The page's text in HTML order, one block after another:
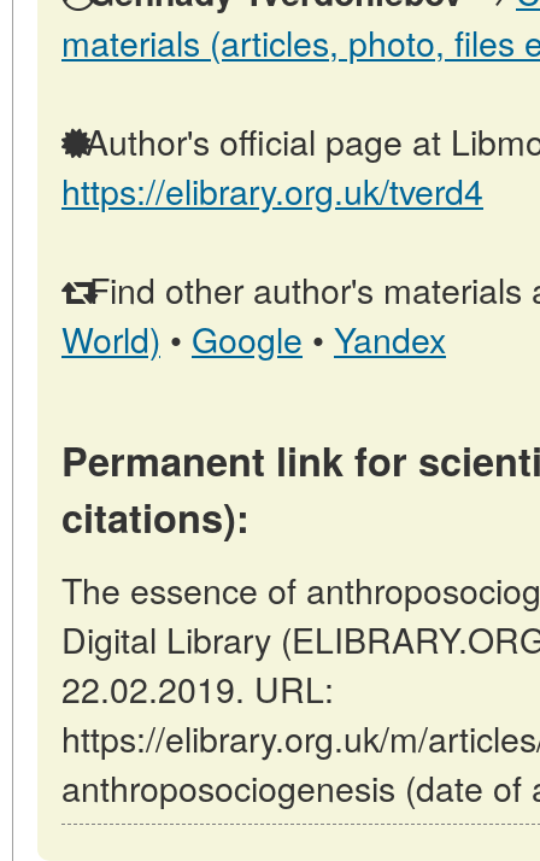
materials (articles, photo, files
Author's official page at
https://elibrary.org.uk/tverd4
Find other author's materials
World) • Google • Yandex
Permanent link for
citations):
The essence of
Digital Library
22.02.2019. URL:
https://elibrary.org.uk/m/
anthroposociogenesis (date of